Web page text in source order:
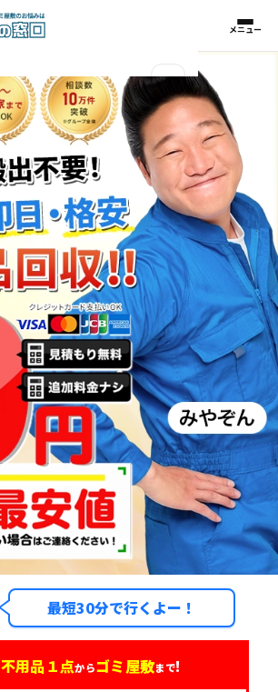
メニュー
×
最短30分で行くよー！
不用品１点からゴミ屋敷まで!